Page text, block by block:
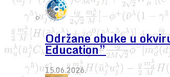
Održane obuke u
Education”
15.06.2026.